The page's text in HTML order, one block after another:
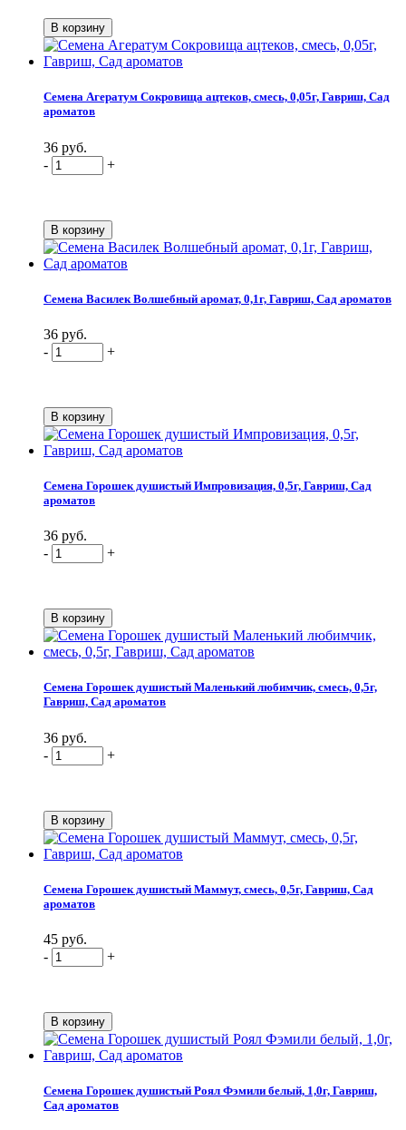
Семена Агератум Сокровища ацтеков, смесь, 0,05г, Гавриш, Сад
ароматов
36 руб.
-
+
Семена Василек Волшебный аромат, 0,1г, Гавриш, Сад ароматов
36 руб.
-
+
Семена Горошек душистый Импровизация, 0,5г, Гавриш, Сад
ароматов
36 руб.
-
+
Семена Горошек душистый Маленький любимчик, смесь, 0,5г,
Гавриш, Сад ароматов
36 руб.
-
+
Семена Горошек душистый Маммут, смесь, 0,5г, Гавриш, Сад
ароматов
45 руб.
-
+
Семена Горошек душистый Роял Фэмили белый, 1,0г, Гавриш,
Сад ароматов